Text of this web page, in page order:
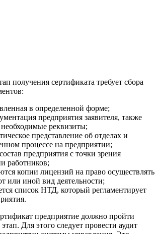
получения сертификата требует сбора
в определенной форме;
предприятия заявителя, также
реквизиты;
представление об отделах и
процессе на предприятии;
предприятия с точки зрения
работников;
копии лицензий на право осуществлять
или иной вид деятельности;
список НТД, который регламентирует
предприятие должно пройти
Для этого следует провести аудит